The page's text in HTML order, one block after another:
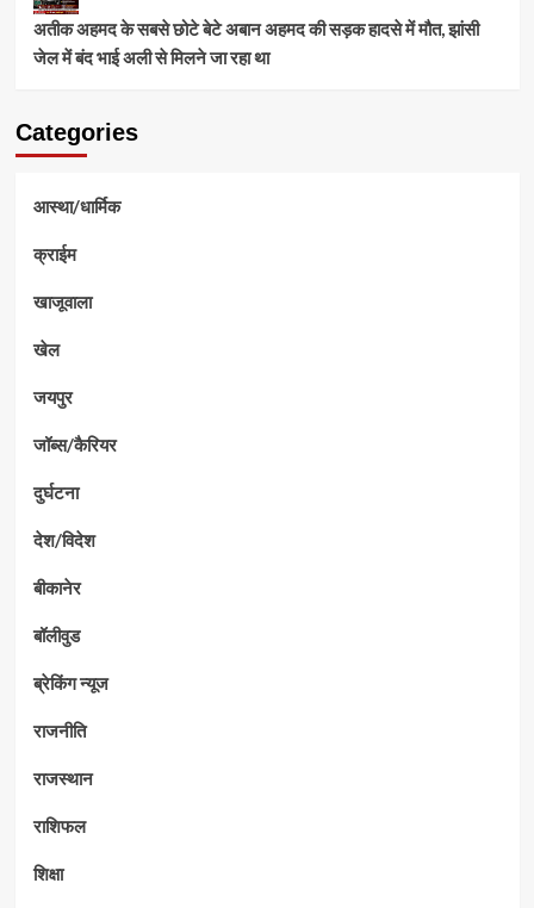
अतीक अहमद के सबसे छोटे बेटे अबान अहमद की सड़क हादसे में मौत, झांसी
जेल में बंद भाई अली से मिलने जा रहा था
Categories
आस्था/धार्मिक
क्राईम
खाजूवाला
खेल
जयपुर
जॉब्स/कैरियर
दुर्घटना
देश/विदेश
बीकानेर
बॉलीवुड
ब्रेकिंग न्यूज
राजनीति
राजस्थान
राशिफल
शिक्षा